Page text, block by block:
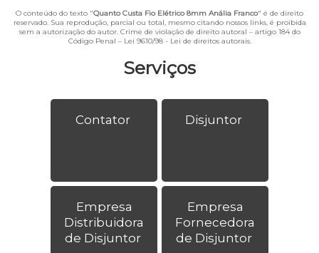
Serviços
Contator Disjuntor
Empresa
Distribuidora
de Disjuntor
Empresa
Fornecedora
de Disjuntor
O conteúdo do texto "Quanto Custa Fio Elétrico 8mm Anália Franco" é de direito
reservado. Sua reprodução, parcial ou total, mesmo citando nossos links, é proibida
sem a autorização do autor. Crime de violação de direito autoral – artigo 184 do
Código Penal – Lei 9610/98 - Lei de direitos autorais.